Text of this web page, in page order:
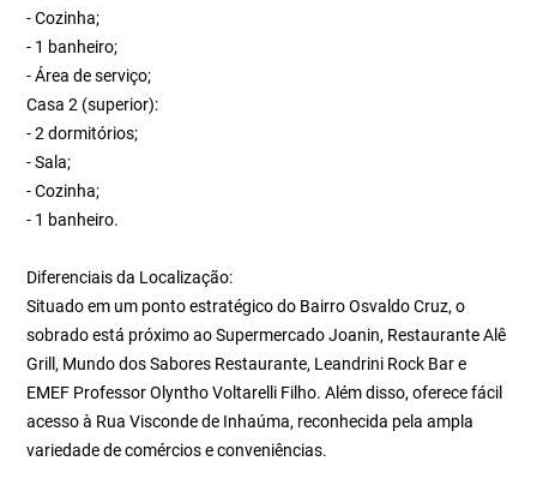
- Cozinha;
- 1 banheiro;
- Área de serviço;
Casa 2 (superior):
- 2 dormitórios;
- Sala;
- Cozinha;
- 1 banheiro.
Diferenciais da Localização:
Situado em um ponto estratégico do Bairro Osvaldo Cruz, o
sobrado está próximo ao Supermercado Joanin, Restaurante Alê
Grill, Mundo dos Sabores Restaurante, Leandrini Rock Bar e
EMEF Professor Olyntho Voltarelli Filho. Além disso, oferece fácil
acesso à Rua Visconde de Inhaúma, reconhecida pela ampla
variedade de comércios e conveniências.